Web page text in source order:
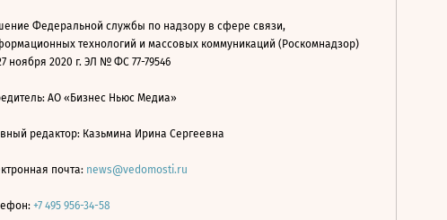
Федеральной службы по надзору в сфере связи,
технологий и массовых коммуникаций (Роскомнадзор)
ноября 2020 г. ЭЛ № ФС 77-79546
АО «Бизнес Ньюс Медиа»
редактор: Казьмина Ирина Сергеевна
почта: news@vedomosti.ru
+7 495 956-34-58